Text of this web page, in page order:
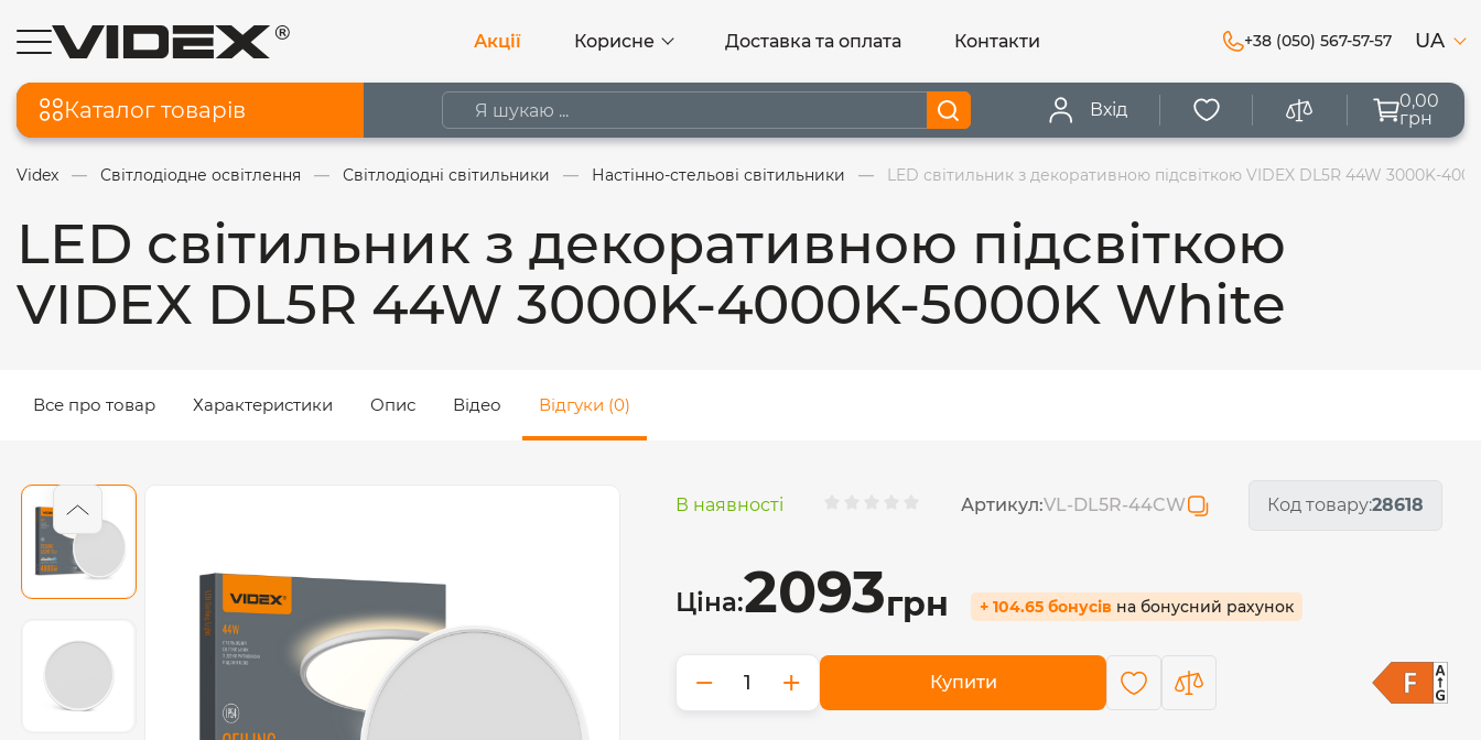
Акції Корисне Доставка та оплата Контакти +38 (050) 567-57-57 UA
Каталог товарів Вхід
0,00
грн
Videx Світлодіодне освітлення Світлодіодні світильники Настінно-стельові світильники LED світильник з декоративною підсвіткою VIDEX DL5R 44W 3000K-
LED світильник з декоративною підсвіткою
VIDEX DL5R 44W 3000K-4000K-5000K White
Все про товар Характеристики Опис Відео Відгуки (0)
В наявності Артикул:VL-DL5R-44CW Код товару:28618
Ціна:2093грн + 104.65 бонусів на бонусний рахунок
− + Купити